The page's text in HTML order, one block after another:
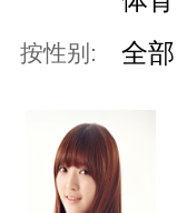
按性别: 全部